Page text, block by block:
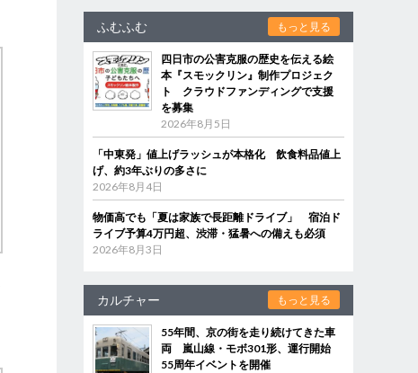
ふむふむ もっと見る
四日市の公害克服の歴史を伝える絵
本『スモックリン』制作プロジェク
ト クラウドファンディングで支援
を募集
2026年8月5日
「中東発」値上げラッシュが本格化 飲食料品値上
げ、約3年ぶりの多さに
2026年8月4日
物価高でも「夏は家族で長距離ドライブ」 宿泊ド
ライブ予算4万円超、渋滞・猛暑への備えも必須
2026年8月3日
カルチャー もっと見る
55年間、京の街を走り続けてきた車
両 嵐山線・モボ301形、運行開始
55周年イベントを開催